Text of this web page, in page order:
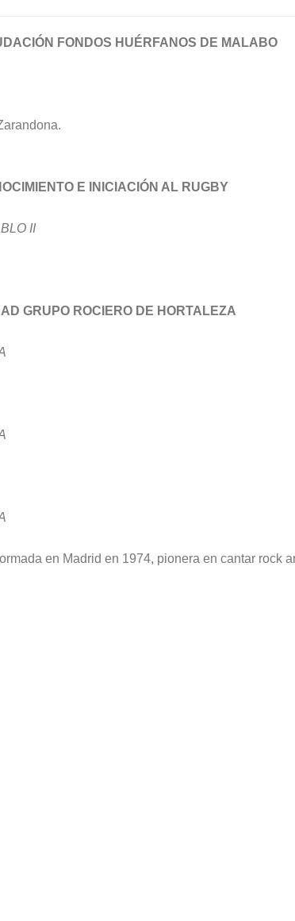
FONDOS HUÉRFANOS DE MALABO
E INICIACIÓN AL RUGBY
II
GRUPO ROCIERO DE HORTALEZA
en Madrid en 1974, pionera en cantar rock